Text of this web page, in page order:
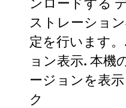
ストレーショ
定を行います
ョン表示. 本機
ージョンを表
ク